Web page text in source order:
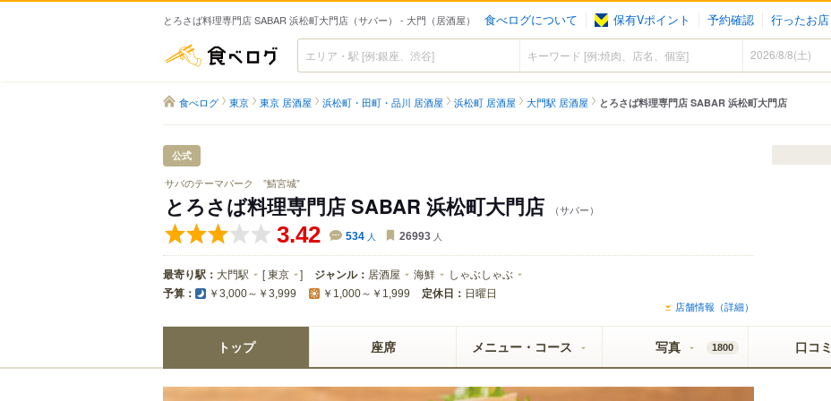
とろさば料理専門店 SABAR 浜松町大門店（サバー） - 大門（居酒屋） 食べログについて 保有Vポイント 予約確認 行ったお店
食べログ
食べログ 東京 東京 居酒屋 浜松町・田町・品川 居酒屋 浜松町 居酒屋 大門駅 居酒屋 とろさば料理専門店 SABAR 浜松町大門店
公式
サバのテーマパーク ”鯖宮城”
とろさば料理専門店 SABAR 浜松町大門店 （サバー）
3.42 534 人 26993 人
最寄り駅： 大門駅 [東京 ] ジャンル： 居酒屋 海鮮 しゃぶしゃぶ
予算： ￥3,000～￥3,999 ￥1,000～￥1,999 定休日： 日曜日
店舗情報（詳細）
トップ 座席 メニュー・コース 写真 1800 口コミ